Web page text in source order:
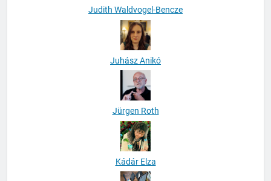
Judith Waldvogel-Bencze
Juhász Anikó
Jürgen Roth
Kádár Elza